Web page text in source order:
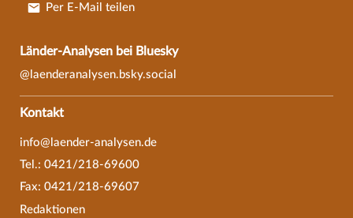
Per E-Mail teilen
Länder-Analysen bei Bluesky
@laenderanalysen.bsky.social
Kontakt
info@laender-analysen.de
Tel.: 0421/218-69600
Fax: 0421/218-69607
Redaktionen